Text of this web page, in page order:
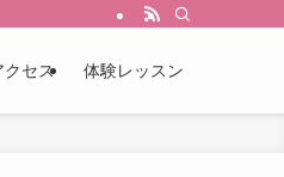
クセス 体験レッスン